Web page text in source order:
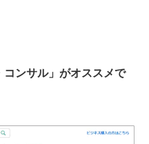
ンサル」がオススメで